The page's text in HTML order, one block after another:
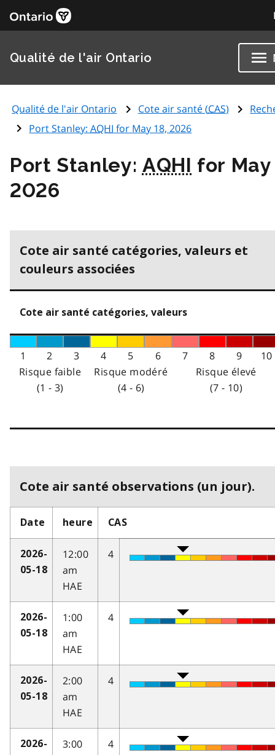
Qualité de l'air Ontario
Qualité de l'air Ontario Cote air santé (CAS)
Port Stanley:AQHI for May 18, 2026
Port Stanley: AQHI for May
2026
Cote air santé catégories, valeurs et
couleurs associées
Cote air santé catégories, valeurs
1 2 3 4 5 6 7 8 9
10
Risque faible
(1 - 3)
Risque modéré
(4 - 6)
Risque élevé
(7 - 10)
Cote air santé observations (un jour).
Date heure CAS
2026-
05-18
12:00
am
HAE
4
2026-
05-18
1:00
am
HAE
4
2026-
05-18
2:00
am
HAE
4
2026-
3:00
4